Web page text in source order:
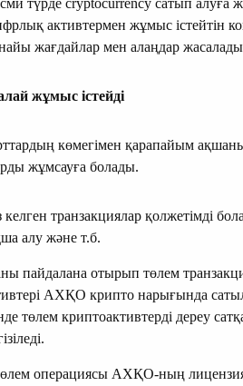
активтермен жұмыс істейтін
жағдайлар мен алаңдар
жұмыс істейді
көмегімен қарапайым
жұмсауға болады.
келген транзакциялар қолжетімді
алу және т.б.
пайдалана отырып төлем
АХҚО крипто нарығында
төлем криптоактивтерді дереу
операциясы АХҚО-ның